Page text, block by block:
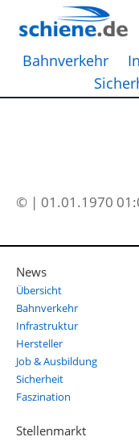
Bahnverkehr
© | 01.01.1970
News
Übersicht
Bahnverkehr
Infrastruktur
Hersteller
Job & Ausbildung
Sicherheit
Faszination
Stellenmarkt